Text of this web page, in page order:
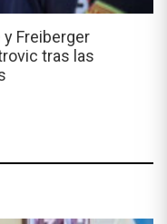
y Freiberger
tras las